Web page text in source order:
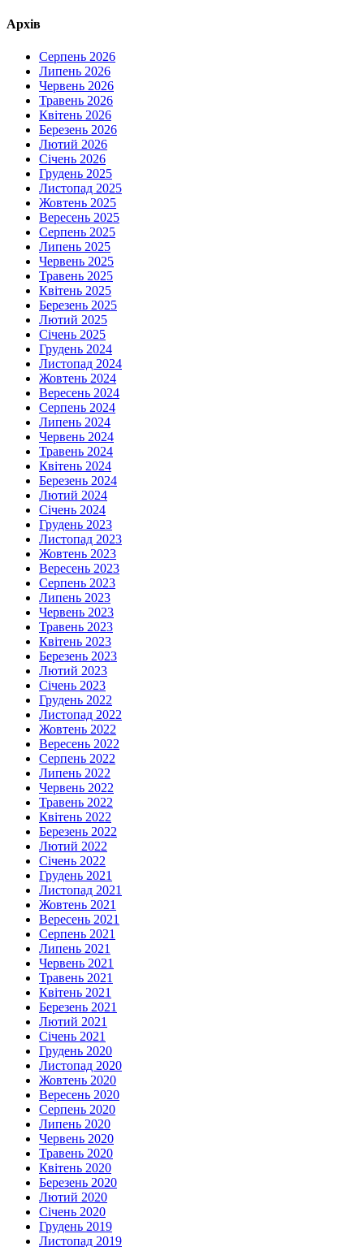
Архів
Серпень 2026
Липень 2026
Червень 2026
Травень 2026
Квітень 2026
Березень 2026
Лютий 2026
Січень 2026
Грудень 2025
Листопад 2025
Жовтень 2025
Вересень 2025
Серпень 2025
Липень 2025
Червень 2025
Травень 2025
Квітень 2025
Березень 2025
Лютий 2025
Січень 2025
Грудень 2024
Листопад 2024
Жовтень 2024
Вересень 2024
Серпень 2024
Липень 2024
Червень 2024
Травень 2024
Квітень 2024
Березень 2024
Лютий 2024
Січень 2024
Грудень 2023
Листопад 2023
Жовтень 2023
Вересень 2023
Серпень 2023
Липень 2023
Червень 2023
Травень 2023
Квітень 2023
Березень 2023
Лютий 2023
Січень 2023
Грудень 2022
Листопад 2022
Жовтень 2022
Вересень 2022
Серпень 2022
Липень 2022
Червень 2022
Травень 2022
Квітень 2022
Березень 2022
Лютий 2022
Січень 2022
Грудень 2021
Листопад 2021
Жовтень 2021
Вересень 2021
Серпень 2021
Липень 2021
Червень 2021
Травень 2021
Квітень 2021
Березень 2021
Лютий 2021
Січень 2021
Грудень 2020
Листопад 2020
Жовтень 2020
Вересень 2020
Серпень 2020
Липень 2020
Червень 2020
Травень 2020
Квітень 2020
Березень 2020
Лютий 2020
Січень 2020
Грудень 2019
Листопад 2019